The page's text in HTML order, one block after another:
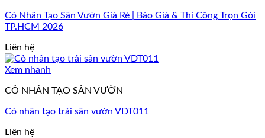
Cỏ Nhân Tạo Sân Vườn Giá Rẻ | Báo Giá & Thi Công Trọn Gói
TP.HCM 2026
Liên hệ
Xem nhanh
CỎ NHÂN TẠO SÂN VƯỜN
Cỏ nhân tạo trải sân vườn VDT011
Liên hệ